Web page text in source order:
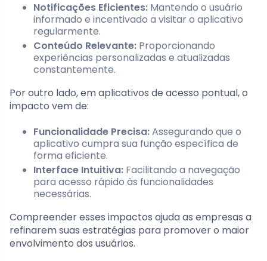
Notificações Eficientes: Mantendo o usuário
informado e incentivado a visitar o aplicativo
regularmente.
Conteúdo Relevante: Proporcionando
experiências personalizadas e atualizadas
constantemente.
Por outro lado, em aplicativos de acesso pontual, o
impacto vem de:
Funcionalidade Precisa:Assegurando que o
aplicativo cumpra sua função específica de
forma eficiente.
Interface Intuitiva: Facilitando a navegação
para acesso rápido às funcionalidades
necessárias.
Compreender esses impactos ajuda as empresas a
refinarem suas estratégias para promover o maior
envolvimento dos usuários.